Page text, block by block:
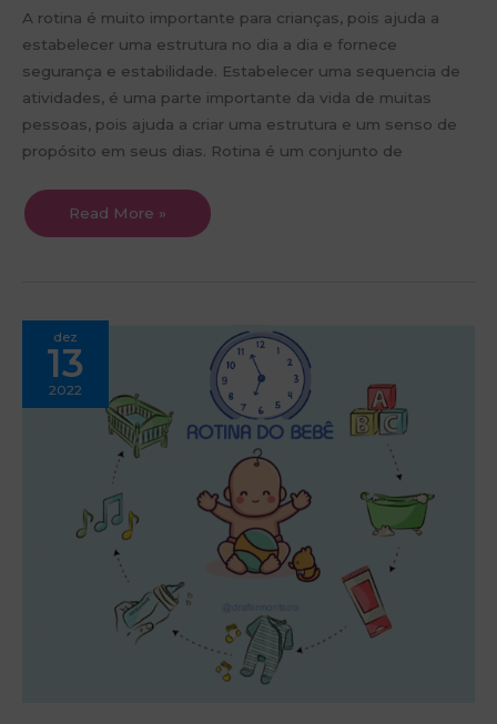
A rotina é muito importante para crianças, pois ajuda a
estabelecer uma estrutura no dia a dia e fornece
segurança e estabilidade. Estabelecer uma sequencia de
atividades, é uma parte importante da vida de muitas
pessoas, pois ajuda a criar uma estrutura e um senso de
propósito em seus dias. Rotina é um conjunto de
Read More »
dez
13
2022
A
poder
da
rotina
para
bebês
e
crianças,
importância
organizá-
de
maneira
adequada.